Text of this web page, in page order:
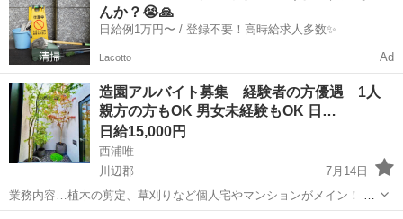
んか？😭🙏
日給例1万円〜 / 登録不要！高時給求人多数✨
Lacotto Ad
造園アルバイト募集 経験者の方優遇 1人
親方の方もOK 男女未経験もOK 日…
日給15,000円
西浦唯
川辺郡
7月14日
業務内容…植木の剪定、草刈りなど個人宅やマンションがメイン！ 朝
7時くらいに阪急池田駅待ち合わせ 作業時間基本 8時30分〜17時 車